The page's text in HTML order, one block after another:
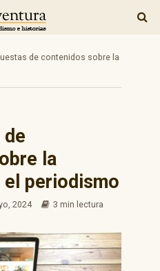
de contenidos sobre la
la
periodismo
2024 3 min lectura